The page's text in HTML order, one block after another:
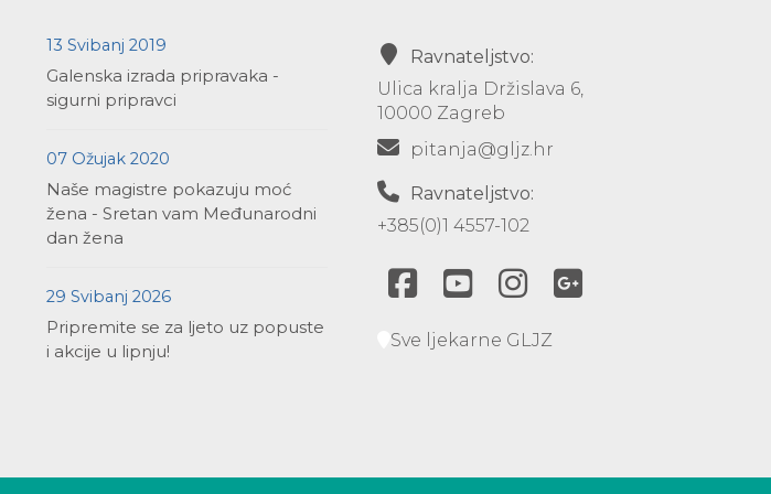
13 Svibanj 2019
Galenska izrada pripravaka -
sigurni pripravci
07 Ožujak 2020
Naše magistre pokazuju moć
žena - Sretan vam Međunarodni
dan žena
29 Svibanj 2026
Pripremite se za ljeto uz popuste
i akcije u lipnju!
Ravnateljstvo:
Ulica kralja Držislava 6,
10000 Zagreb
pitanja@gljz.hr
Ravnateljstvo:
+385(0)1 4557-102
Sve ljekarne GLJZ